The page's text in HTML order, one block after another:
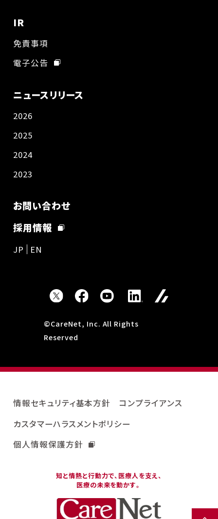
IR
免責事項
電子公告
ニュースリリース
2026
2025
2024
2023
お問い合わせ
採用情報
JP EN
©CareNet, Inc. All Rights
Reserved
知と情熱と行動力で、医療人を支え、
医療の未来を動かす。
情報セキュリティ基本方針
コンプライアンス
カスタマーハラスメントポリシー
個人情報保護方針